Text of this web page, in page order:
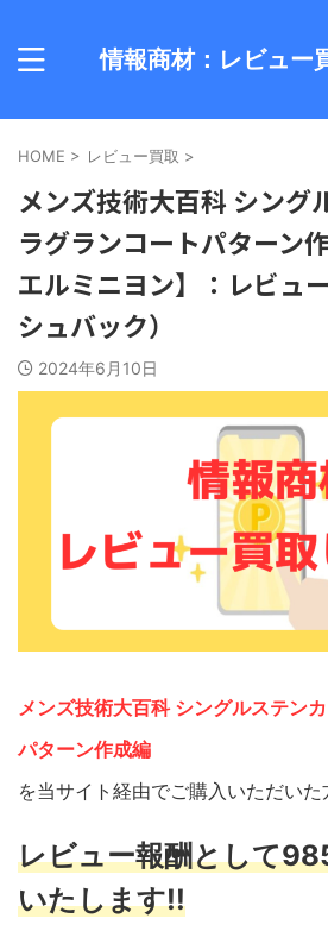
情報商材：レビュー
HOME > レビュー買取 >
メンズ技術大百科 シング
ラグランコートパターン
エルミニヨン】：レビュ
シュバック）
2024年6月10日
メンズ技術大百科 シングルステン
パターン作成編
を当サイト経由でご購入いただいた
レビュー報酬として
いたします!!